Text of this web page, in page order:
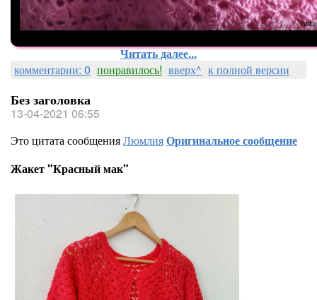
Читать далее...
комментарии: 0 понравилось! вверх^ к полной версии
Без заголовка
13-04-2021 06:55
Это цитата сообщенияЛюмлияОригинальное сообщение
Жакет "Красный мак"